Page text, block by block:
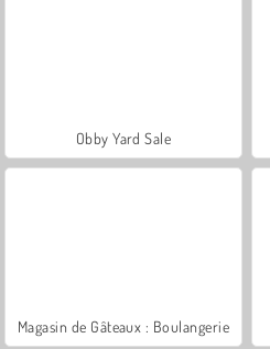
Obby Yard Sale
Magasin de Gâteaux : Boulangerie